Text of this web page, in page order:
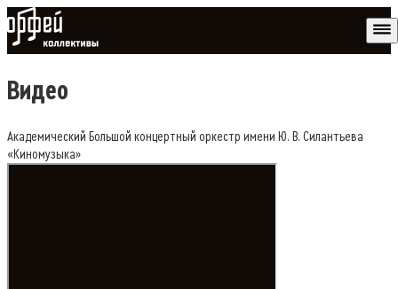
Коллективы Орфей
Видео
Академический Большой концертный оркестр имени Ю. В. Силантьева
«Киномузыка»